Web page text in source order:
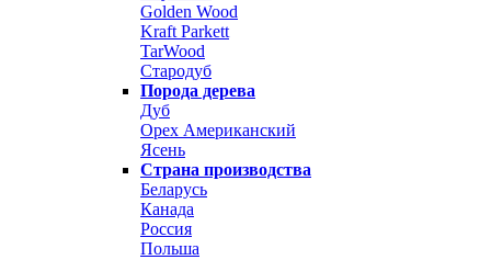
Golden Wood
Kraft Parkett
TarWood
Стародуб
Порода дерева
Дуб
Орех Американский
Ясень
Страна производства
Беларусь
Канада
Россия
Польша